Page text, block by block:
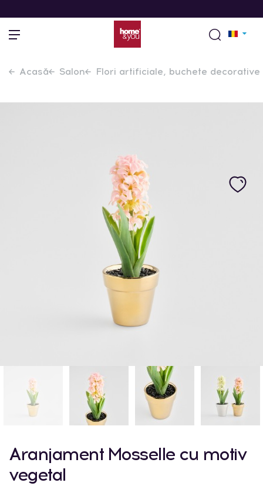
Acasă Salon Flori artificiale, buchete decorative
Aranjament Mosselle cu motiv
vegetal